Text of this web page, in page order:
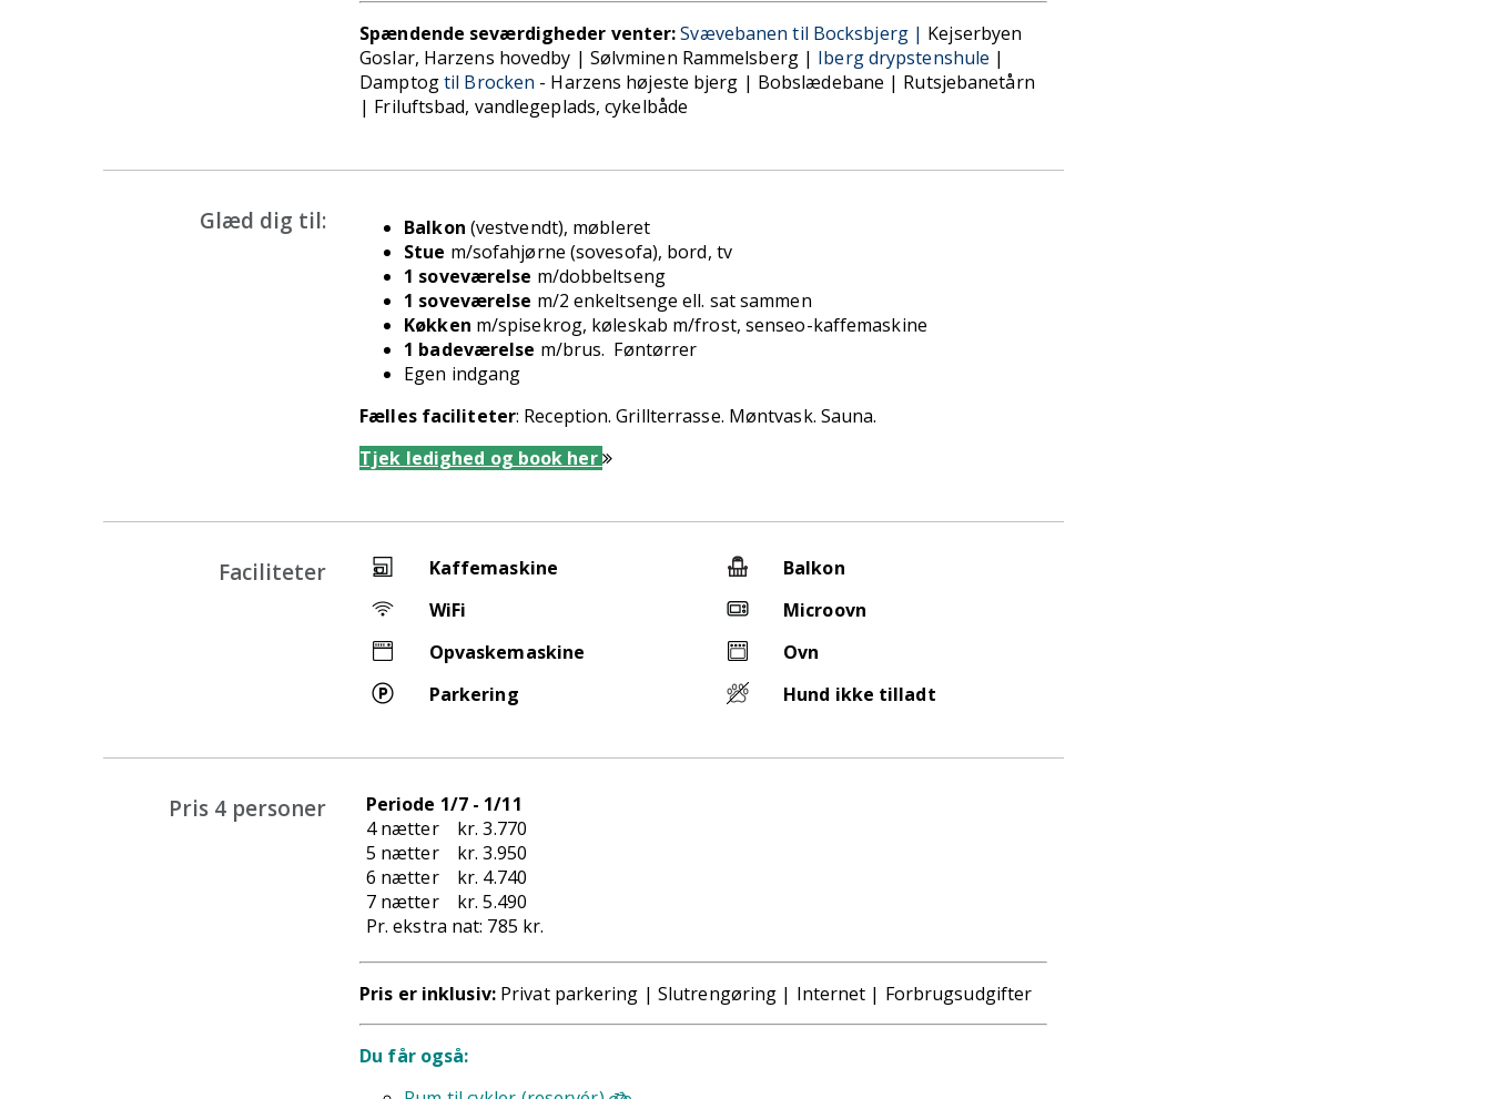
Spændende seværdigheder venter:Svævebanen til Bocksbjerg | Kejserbyen
Goslar, Harzens hovedby | Sølvminen Rammelsberg | Iberg drypstenshule |
Damptogtil Brocken - Harzens højeste bjerg | Bobslædebane | Rutsjebanetårn
| Friluftsbad, vandlegeplads, cykelbåde
Glæd dig til: Balkon (vestvendt), møbleret
Stue m/sofahjørne (sovesofa), bord, tv
1 soveværelse m/dobbeltseng
1 soveværelse m/2 enkeltsenge ell. sat sammen
Køkken m/spisekrog, køleskab m/frost, senseo-kaffemaskine
1 badeværelse m/brus. Føntørrer
Egen indgang
Fælles faciliteter: Reception. Grillterrasse. Møntvask. Sauna.
Tjek ledighed og book her
Faciliteter Kaffemaskine
Balkon
WiFi
Microovn
Opvaskemaskine
Ovn
Parkering
Hund ikke tilladt
Pris 4 personer
Periode 1/7 - 1/11
4 nætter kr. 3.770
5 nætter kr. 3.950
6 nætter kr. 4.740
7 nætter kr. 5.490
Pr. ekstra nat: 785 kr.
Pris er inklusiv: Privat parkering | Slutrengøring | Internet | Forbrugsudgifter
Du får også: